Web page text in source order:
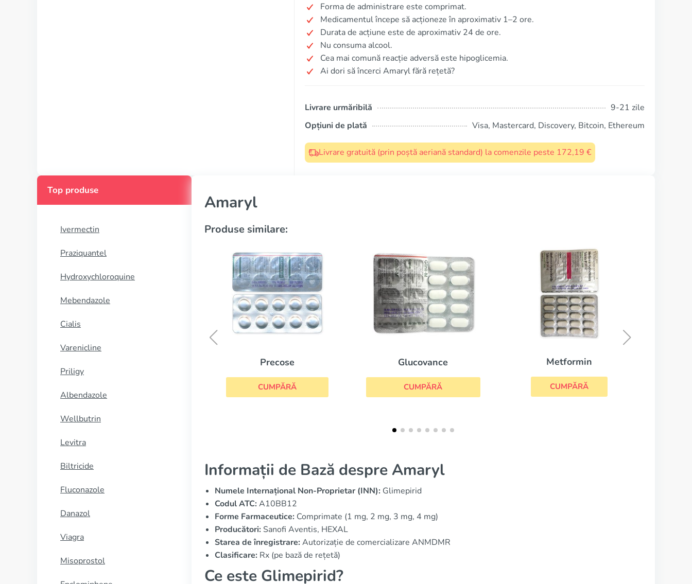
Forma de administrare este comprimat.
Medicamentul începe să acționeze în aproximativ 1–2 ore.
Durata de acțiune este de aproximativ 24 de ore.
Nu consuma alcool.
Cea mai comună reacție adversă este hipoglicemia.
Ai dori să încerci Amaryl fără rețetă?
Livrare urmăribilă
9-21 zile
Opțiuni de plată
Visa, Mastercard, Discovery, Bitcoin, Ethereum
Livrare gratuită (prin poștă aeriană standard) la comenzile peste 172,19 €
Top produse
Ivermectin
Praziquantel
Hydroxychloroquine
Mebendazole
Cialis
Varenicline
Priligy
Albendazole
Wellbutrin
Levitra
Biltricide
Fluconazole
Danazol
Viagra
Misoprostol
Amaryl
Produse similare:
Glucovance
CUMPĂRĂ
Metformin
CUMPĂRĂ
Actos
CUMPĂRĂ
Informații de Bază despre Amaryl
Numele Internațional Non-Proprietar (INN): Glimepirid
Codul ATC:A10BB12
Forme Farmaceutice: Comprimate (1 mg, 2 mg, 3 mg, 4 mg)
Producători: Sanofi Aventis, HEXAL
Starea de înregistrare:Autorizație de comercializare ANMDMR
Clasificare: Rx (pe bază de rețetă)
Ce este Glimepirid?